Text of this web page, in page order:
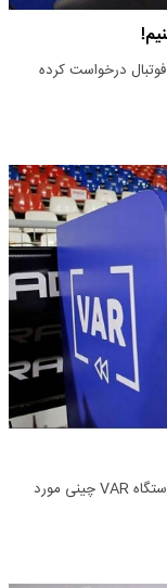
فوتبال درخواست کرده
رئیس فدراسیون فوتبال با بیان اینکه روند خرید هفت دستگاه VAR چینی مورد